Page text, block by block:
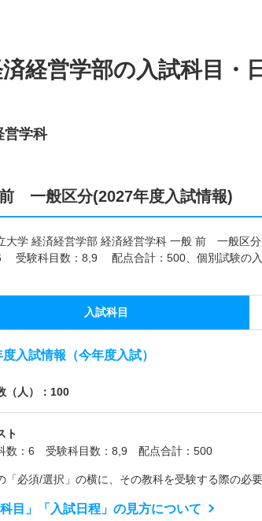
経営学部の入試科目・
営学科
一般区分(2027年度入試情報)
大学 経済経営学部 経済経営学科 一般 前 一般区
受験科目数：8,9 配点合計：500、個別試験の
入試科目
入試情報（今年度入試）
（人）：100
ト
数：6 受験科目数：8,9 配点合計：500
必須/選択」の横に、その教科を受験する際の必要
科目」「入試日程」の見方について